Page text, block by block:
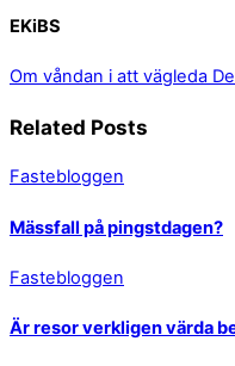
EKiBS
Om våndan i att vägleda
Related Posts
Fastebloggen
Mässfall på pingstdagen?
Fastebloggen
Är resor verkligen värda